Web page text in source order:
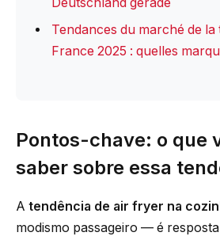
Tendances du marché de la
France 2025 : quelles
Pontos-chave: o que
saber sobre essa
A tendência de air fryer na
modismo passageiro — é